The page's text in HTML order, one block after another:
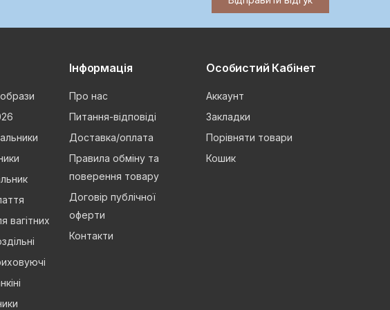
вагітних
Інформація
Про нас
Питання-відповіді
Доставка/оплата
Правила обміну та
поверення товару
Договір публічної
оферти
Контакти
Особистий Кабінет
Аккаунт
Закладки
Порівняти товари
Кошик